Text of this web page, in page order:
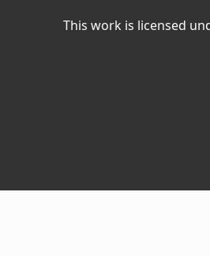
This work is licensed